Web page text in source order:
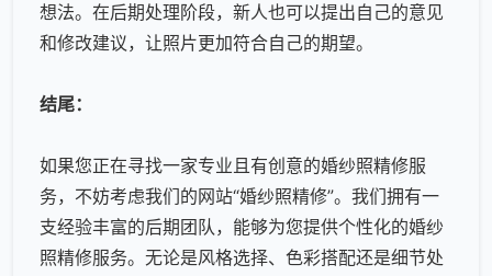
想法。在后期处理阶段，新人也可以提出自己的意见
和修改建议，让照片更加符合自己的期望。
结尾：
如果您正在寻找一家专业且有创意的婚纱照精修服
务，不妨考虑我们的网站“婚纱照精修”。我们拥有一
支经验丰富的后期团队，能够为您提供个性化的婚纱
照精修服务。无论是风格选择、色彩搭配还是细节处